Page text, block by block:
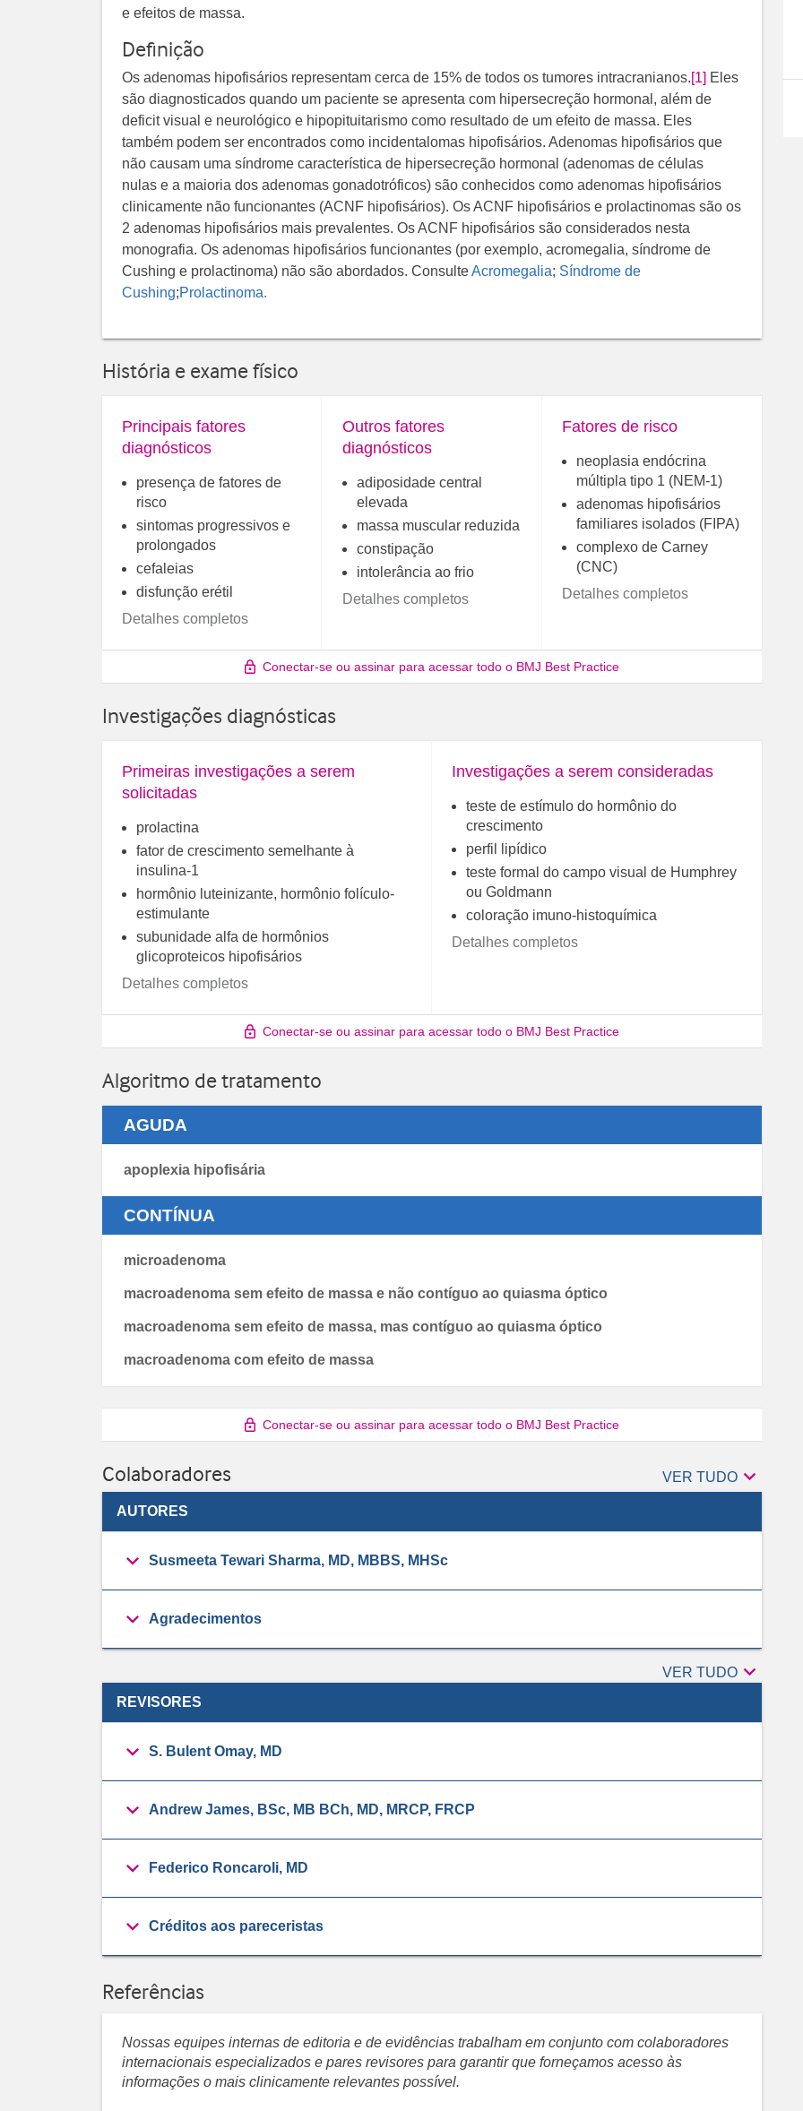
e efeitos de massa.
Definição
Os adenomas hipofisários representam cerca de 15% de todos os tumores intracranianos.[1] ​​​ Eles
são diagnosticados quando um paciente se apresenta com hipersecreção hormonal, além de
deficit visual e neurológico e hipopituitarismo como resultado de um efeito de massa. Eles
também podem ser encontrados como incidentalomas hipofisários. Adenomas hipofisários que
não causam uma síndrome característica de hipersecreção hormonal (adenomas de células
nulas e a maioria dos adenomas gonadotróficos) são conhecidos como adenomas hipofisários
clinicamente não funcionantes (ACNF hipofisários). Os ACNF hipofisários e prolactinomas são os
2 adenomas hipofisários mais prevalentes. Os ACNF hipofisários são considerados nesta
monografia. Os adenomas hipofisários funcionantes (por exemplo, acromegalia, síndrome de
Cushing e prolactinoma) não são abordados. ConsulteAcromegalia; Síndrome de
Cushing;Prolactinoma.
História e exame físico
Principais fatores
diagnósticos
presença de fatores de
risco
sintomas progressivos e
prolongados
cefaleias
disfunção erétil
Detalhes completos
Outros fatores
diagnósticos
adiposidade central
elevada
massa muscular reduzida
constipação
intolerância ao frio
Detalhes completos
Fatores de risco
neoplasia endócrina
múltipla tipo 1 (NEM-1)
adenomas hipofisários
familiares isolados (FIPA)
complexo de Carney
(CNC)
Detalhes completos
Conectar-se ou assinar para acessar todo o BMJ Best Practice
Investigações diagnósticas
Primeiras investigações a serem
solicitadas
prolactina
fator de crescimento semelhante à
insulina-1
hormônio luteinizante, hormônio folículo-
estimulante
subunidade alfa de hormônios
glicoproteicos hipofisários
Detalhes completos
Investigações a serem consideradas
teste de estímulo do hormônio do
crescimento
perfil lipídico
teste formal do campo visual de Humphrey
ou Goldmann
coloração imuno-histoquímica
Detalhes completos
Conectar-se ou assinar para acessar todo o BMJ Best Practice
Algoritmo de tratamento
AGUDA
apoplexia hipofisária
CONTÍNUA
microadenoma
macroadenoma sem efeito de massa e não contíguo ao quiasma óptico
macroadenoma sem efeito de massa, mas contíguo ao quiasma óptico
macroadenoma com efeito de massa
Conectar-se ou assinar para acessar todo o BMJ Best Practice
Colaboradores VER TUDOAutores

AUTORES
Susmeeta Tewari Sharma, MD, MBBS, MHSc
Agradecimentos
VER TUDORevisores

REVISORES
S. Bulent Omay, MD
Andrew James, BSc, MB BCh, MD, MRCP, FRCP
Federico Roncaroli, MD
Créditos aos pareceristas
Referências
Nossas equipes internas de editoria e de evidências trabalham em conjunto com colaboradores
internacionais especializados e pares revisores para garantir que forneçamos acesso às
informações o mais clinicamente relevantes possível.